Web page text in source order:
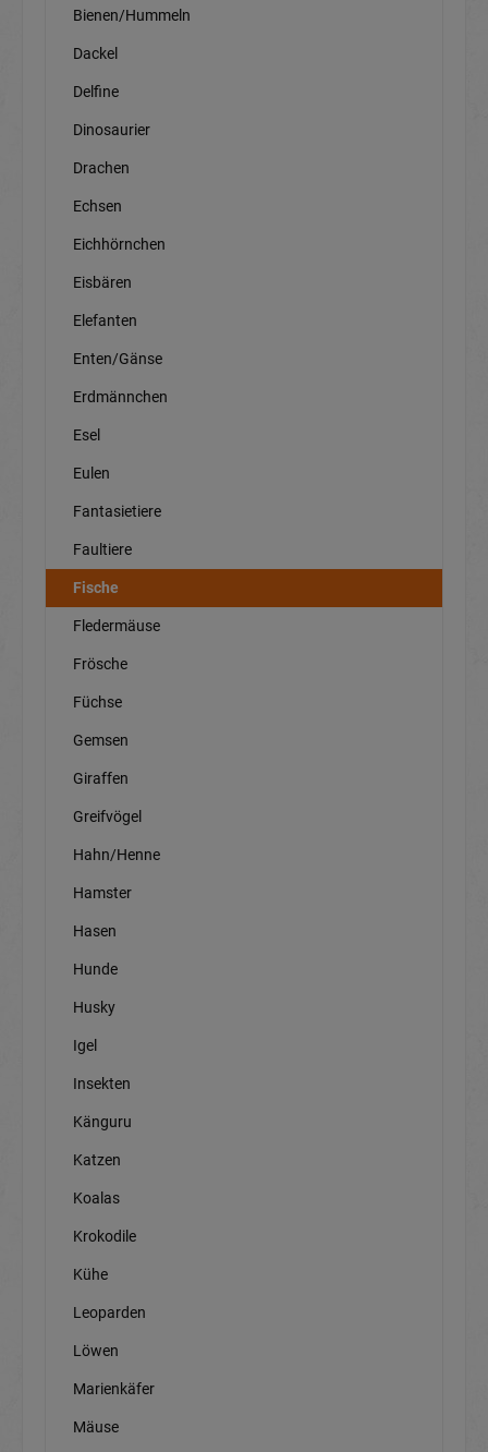
Bienen/Hummeln
Dackel
Delfine
Dinosaurier
Drachen
Echsen
Eichhörnchen
Eisbären
Elefanten
Enten/Gänse
Erdmännchen
Esel
Eulen
Fantasietiere
Faultiere
Fische
Fledermäuse
Frösche
Füchse
Gemsen
Giraffen
Greifvögel
Hahn/Henne
Hamster
Hasen
Hunde
Husky
Igel
Insekten
Känguru
Katzen
Koalas
Krokodile
Kühe
Leoparden
Löwen
Marienkäfer
Mäuse